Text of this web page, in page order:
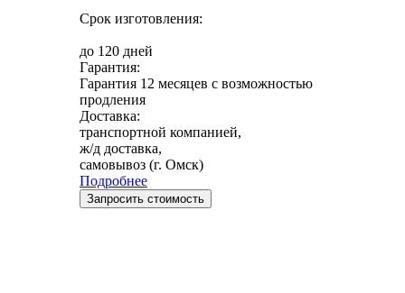
Срок изготовления:
до 120 дней
Гарантия:
Гарантия 12 месяцев с возможностью
продления
Доставка:
транспортной компанией,
ж/д доставка,
самовывоз (г. Омск)
Подробнее
Запросить стоимость